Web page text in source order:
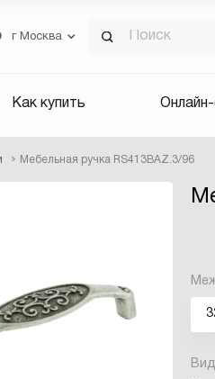
г Москва
Как купить
Мебельная ручка RS413BAZ.3/96